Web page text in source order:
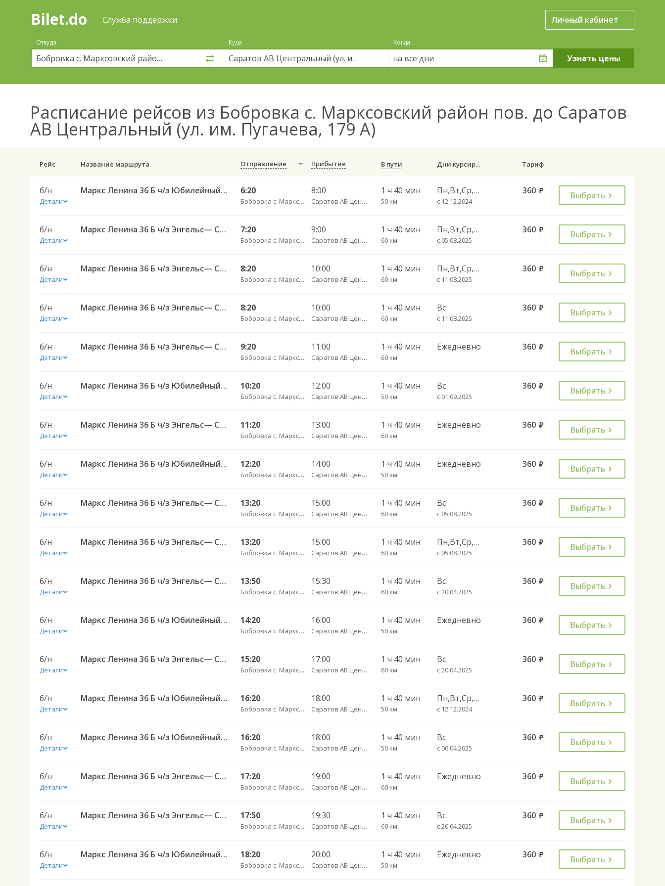
Поиск
покупка
билетов
автобус
онлайн
Bilet.do Служба поддержки Личный кабинет
Откуда Куда Когда
на все дни
Расписание рейсов из Бобровка с. Марксовский район пов. до Саратов
АВ Центральный (ул. им. Пугачева, 179 А)
Рейс Название маршрута Отправление Прибытие В пути Дни курсирования Тариф
б/н
Детали
Маркс Ленина 36 Б ч/з Юбилейный— Саратов АВ Центральный (ул им Пугачева 179 А) 6:20
Бобровка с. Марксовский район пов.
8:00
Саратов АВ Центральный (ул. им. Пугачева, 179 А)
1 ч 40 мин
50 км
Пн,Вт,Ср,Чт,Пт,Сб
с 12.12.2024
360 руб. Выбрать
б/н
Детали
Маркс Ленина 36 Б ч/з Энгельс— Саратов АВ Центральный (ул им Пугачева 179 А) 7:20
Бобровка с. Марксовский район пов.
9:00
Саратов АВ Центральный (ул. им. Пугачева, 179 А)
1 ч 40 мин
60 км
Пн,Вт,Ср,Чт,Пт,Сб
с 05.08.2025
360 руб. Выбрать
б/н
Детали
Маркс Ленина 36 Б ч/з Энгельс— Саратов АВ Центральный (ул им Пугачева 179 А) 8:20
Бобровка с. Марксовский район пов.
10:00
Саратов АВ Центральный (ул. им. Пугачева, 179 А)
1 ч 40 мин
60 км
Пн,Вт,Ср,Чт,Пт,Сб
с 11.08.2025
360 руб. Выбрать
б/н
Детали
Маркс Ленина 36 Б ч/з Энгельс— Саратов АВ Центральный (ул им Пугачева 179 А) 8:20
Бобровка с. Марксовский район пов.
10:00
Саратов АВ Центральный (ул. им. Пугачева, 179 А)
1 ч 40 мин
60 км
Вс
с 11.08.2025
360 руб. Выбрать
б/н
Детали
Маркс Ленина 36 Б ч/з Энгельс— Саратов АВ Центральный (ул им Пугачева 179 А) 9:20
Бобровка с. Марксовский район пов.
11:00
Саратов АВ Центральный (ул. им. Пугачева, 179 А)
1 ч 40 мин
60 км
Ежедневно 360 руб. Выбрать
б/н
Детали
Маркс Ленина 36 Б ч/з Юбилейный— Саратов АВ Центральный (ул им Пугачева 179 А) 10:20
Бобровка с. Марксовский район пов.
12:00
Саратов АВ Центральный (ул. им. Пугачева, 179 А)
1 ч 40 мин
50 км
Вс
с 01.09.2025
360 руб. Выбрать
б/н
Детали
Маркс Ленина 36 Б ч/з Энгельс— Саратов АВ Центральный (ул им Пугачева 179 А) 11:20
Бобровка с. Марксовский район пов.
13:00
Саратов АВ Центральный (ул. им. Пугачева, 179 А)
1 ч 40 мин
60 км
Ежедневно 360 руб. Выбрать
б/н
Детали
Маркс Ленина 36 Б ч/з Юбилейный— Саратов АВ Центральный (ул им Пугачева 179 А) 12:20
Бобровка с. Марксовский район пов.
14:00
Саратов АВ Центральный (ул. им. Пугачева, 179 А)
1 ч 40 мин
50 км
Ежедневно 360 руб. Выбрать
б/н
Детали
Маркс Ленина 36 Б ч/з Энгельс— Саратов АВ Центральный (ул им Пугачева 179 А) 13:20
Бобровка с. Марксовский район пов.
15:00
Саратов АВ Центральный (ул. им. Пугачева, 179 А)
1 ч 40 мин
60 км
Вс
с 05.08.2025
360 руб. Выбрать
б/н
Детали
Маркс Ленина 36 Б ч/з Энгельс— Саратов АВ Центральный (ул им Пугачева 179 А) 13:20
Бобровка с. Марксовский район пов.
15:00
Саратов АВ Центральный (ул. им. Пугачева, 179 А)
1 ч 40 мин
60 км
Пн,Вт,Ср,Чт,Пт,Сб
с 05.08.2025
360 руб. Выбрать
б/н
Детали
Маркс Ленина 36 Б ч/з Энгельс— Саратов АВ Центральный (ул им Пугачева 179 А) 13:50
Бобровка с. Марксовский район пов.
15:30
Саратов АВ Центральный (ул. им. Пугачева, 179 А)
1 ч 40 мин
60 км
Вс
с 20.04.2025
360 руб. Выбрать
б/н
Детали
Маркс Ленина 36 Б ч/з Юбилейный— Саратов АВ Центральный (ул им Пугачева 179 А) 14:20
Бобровка с. Марксовский район пов.
16:00
Саратов АВ Центральный (ул. им. Пугачева, 179 А)
1 ч 40 мин
50 км
Ежедневно 360 руб. Выбрать
б/н
Детали
Маркс Ленина 36 Б ч/з Энгельс— Саратов АВ Центральный (ул им Пугачева 179 А) 15:20
Бобровка с. Марксовский район пов.
17:00
Саратов АВ Центральный (ул. им. Пугачева, 179 А)
1 ч 40 мин
60 км
Вс
с 20.04.2025
360 руб. Выбрать
б/н
Детали
Маркс Ленина 36 Б ч/з Юбилейный— Саратов АВ Центральный (ул им Пугачева 179 А) 16:20
Бобровка с. Марксовский район пов.
18:00
Саратов АВ Центральный (ул. им. Пугачева, 179 А)
1 ч 40 мин
50 км
Пн,Вт,Ср,Чт,Пт,Сб
с 12.12.2024
360 руб. Выбрать
б/н
Детали
Маркс Ленина 36 Б ч/з Юбилейный— Саратов АВ Центральный (ул им Пугачева 179 А) 16:20
Бобровка с. Марксовский район пов.
18:00
Саратов АВ Центральный (ул. им. Пугачева, 179 А)
1 ч 40 мин
50 км
Вс
с 06.04.2025
360 руб. Выбрать
б/н
Детали
Маркс Ленина 36 Б ч/з Энгельс— Саратов АВ Центральный (ул им Пугачева 179 А) 17:20
Бобровка с. Марксовский район пов.
19:00
Саратов АВ Центральный (ул. им. Пугачева, 179 А)
1 ч 40 мин
60 км
Ежедневно 360 руб. Выбрать
б/н
Детали
Маркс Ленина 36 Б ч/з Энгельс— Саратов АВ Центральный (ул им Пугачева 179 А) 17:50
Бобровка с. Марксовский район пов.
19:30
Саратов АВ Центральный (ул. им. Пугачева, 179 А)
1 ч 40 мин
60 км
Вс
с 20.04.2025
360 руб. Выбрать
б/н
Детали
Маркс Ленина 36 Б ч/з Юбилейный— Саратов АВ Центральный (ул им Пугачева 179 А) 18:20
Бобровка с. Марксовский район пов.
20:00
Саратов АВ Центральный (ул. им. Пугачева, 179 А)
1 ч 40 мин
50 км
Ежедневно 360 руб. Выбрать